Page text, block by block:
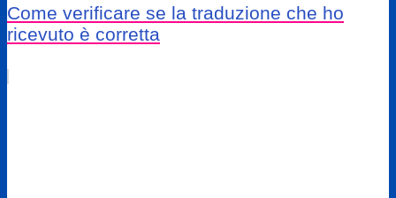
Come verificare se la traduzione che ho
ricevuto è corretta